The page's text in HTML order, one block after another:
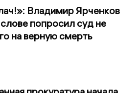
Владимир Ярченков
попросил суд не
на верную смерть